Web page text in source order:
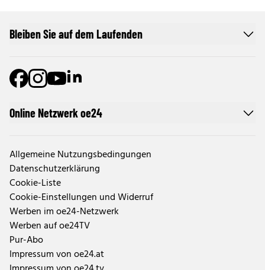
Online Netzwerk oe24
Allgemeine Nutzungsbedingungen
Datenschutzerklärung
Cookie-Liste
Cookie-Einstellungen und Widerruf
Werben im oe24-Netzwerk
Werben auf oe24TV
Pur-Abo
Impressum von oe24.at
Bleiben Sie auf dem Laufenden